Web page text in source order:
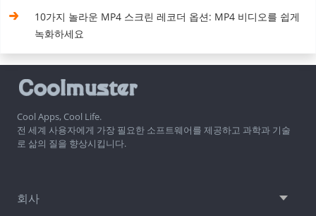
10가지 놀라운 MP4 스크린 레코더 옵션: MP4 비디오를 쉽게
녹화하세요
Cool Apps, Cool Life.
전 세계 사용자에게 가장 필요한 소프트웨어를 제공하고 과학과 기술
로 삶의 질을 향상시킵니다.
회사